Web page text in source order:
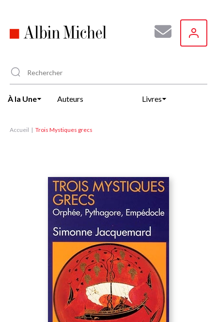
principal
À la Une Auteurs Livres
Accueil Trois Mystiques grecs